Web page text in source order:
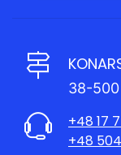
38-
+48 17
+48